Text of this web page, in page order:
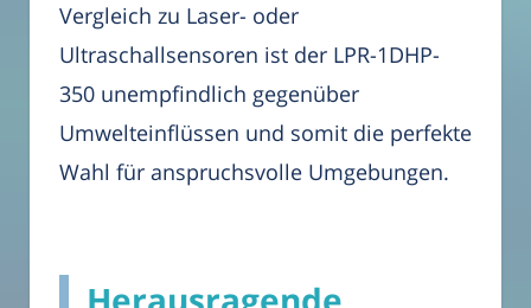
Vergleich zu Laser- oder
Ultraschallsensoren ist der LPR-1DHP-
350 unempfindlich gegenüber
Umwelteinflüssen und somit die perfekte
Wahl für anspruchsvolle Umgebungen.